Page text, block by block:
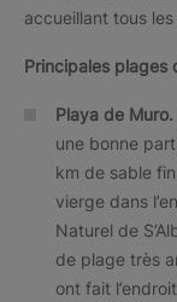
accueillant tous
Principales plages
Playa de Muro.
une bonne
km de sable
vierge dans
Naturel de
de plage très
ont fait